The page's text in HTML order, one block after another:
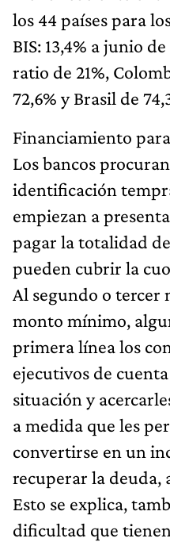
los 44 países para
BIS: 13,4% a junio
ratio de 21%,
72,6% y Brasil de
Financiamiento
Los bancos
identificación
empiezan a
pagar la totalidad
pueden cubrir la
Al segundo o tercer
monto mínimo,
primera línea los
ejecutivos de
situación y
a medida que les
convertirse en un
recuperar la deuda,
Esto se explica,
dificultad que